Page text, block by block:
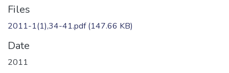
Files
2011-1(1),34-41.pdf(147.66 KB)
Date
2011